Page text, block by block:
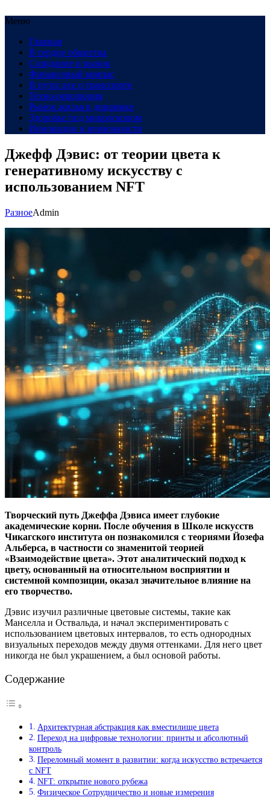
Меню
Главная
В сердце общества
Созидание и рынок
Финансовый компас
В пути: все о транспорте
Техно-революция
Рынок жилья в динамике
Здоровье под микроскопом
Инновации и возможности
Джефф Дэвис: от теории цвета к
генеративному искусству с
использованием NFT
РазноеAdmin
Творческий путь Джеффа Дэвиса имеет глубокие
академические корни. После обучения в Школе искусств
Чикагского института он познакомился с теориями Йозефа
Альберса, в частности со знаменитой теорией
«Взаимодействие цвета». Этот аналитический подход к
цвету, основанный на относительном восприятии и
системной композиции, оказал значительное влияние на
его творчество.
Дэвис изучил различные цветовые системы, такие как
Манселла и Оствальда, и начал экспериментировать с
использованием цветовых интервалов, то есть однородных
визуальных переходов между двумя оттенками. Для него цвет
никогда не был украшением, а был основой работы.
Содержание
Архитектурная абстракция как вместилище цвета
Переход на цифровые технологии: принты и абсолютный
контроль
Переломный момент в развитии: когда искусство встречается
с NFT
NFT: открытие нового рубежа
Физическое Сотрудничество и новые измерения